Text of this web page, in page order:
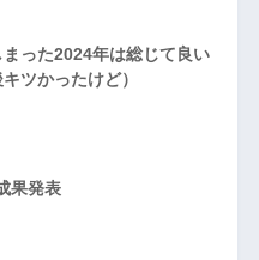
った2024年は総じて良い
ツかったけど）
果発表